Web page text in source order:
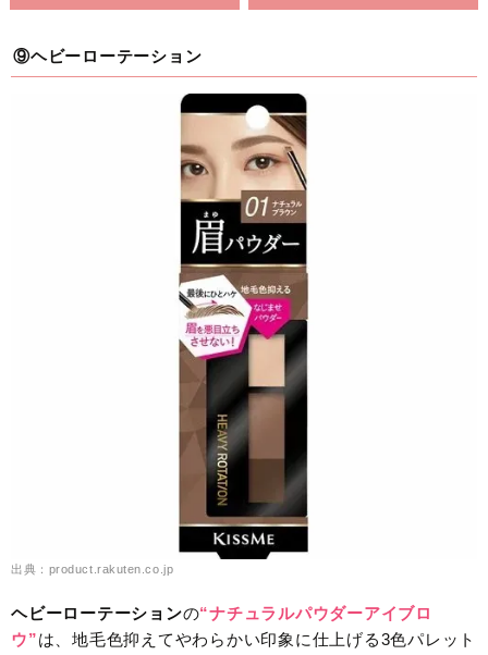
⑨ヘビーローテーション
出典：product.rakuten.co.jp
ヘビーローテーションの“ナチュラルパウダーアイブロ
ウ”は、地毛色抑えてやわらかい印象に仕上げる3色パレット